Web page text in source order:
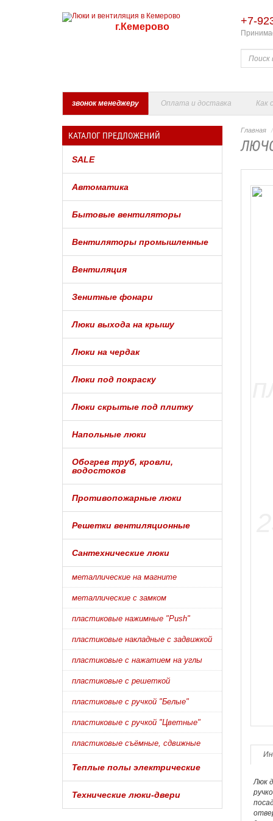
г.Кемерово +7-
звонок менеджеру Оплата и доставка Как
КАТАЛОГ ПРЕДЛОЖЕНИЙ
SALE
Автоматика
Бытовые вентиляторы
Вентиляторы промышленные
Вентиляция
Зенитные фонари
Люки выхода на крышу
Люки на чердак
Люки под покраску
Люки скрытые под плитку
Напольные люки
Обогрев труб, кровли,
водостоков
Противопожарные люки
Решетки вентиляционные
Сантехнические люки
металлические на магните
металлические с замком
пластиковые нажимные "Push"
пластиковые накладные с задвижкой
пластиковые с нажатием на углы
пластиковые с решеткой
пластиковые с ручкой "Белые"
пластиковые с ручкой "Цветные"
пластиковые съёмные, сдвижные
Теплые полы электрические
Технические люки-двери
Главная
Люк